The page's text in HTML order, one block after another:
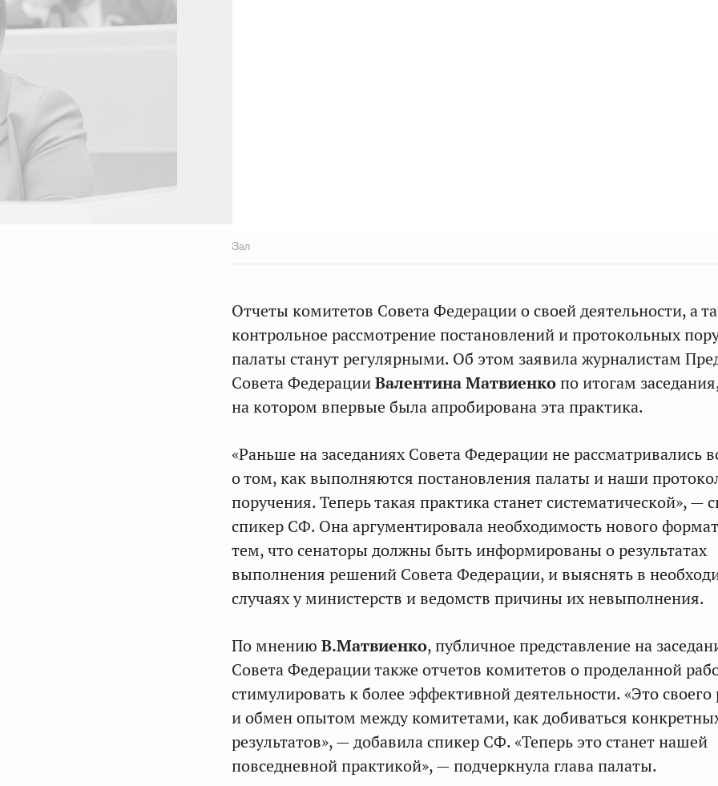
Зал
Отчеты комитетов Совета Федерации о своей деятельности, а
контрольное рассмотрение постановлений и протокольных
палаты станут регулярными. Об этом заявила журналистам
Совета ФедерацииВалентина Матвиенкопо итогам
на котором впервые была апробирована эта практика.
«Раньше на заседаниях Совета Федерации не рассматривались
о том, как выполняются постановления палаты и наши
поручения. Теперь такая практика станет систематической», —
спикер СФ. Она аргументировала необходимость нового
тем, что сенаторы должны быть информированы о результатах
выполнения решений Совета Федерации, и выяснять в
случаях у министерств и ведомств причины их невыполнения.
По мнению В.Матвиенко, публичное представление на
Совета Федерации также отчетов комитетов о проделанной
стимулировать к более эффективной деятельности. «Это своего
и обмен опытом между комитетами, как добиваться
результатов», — добавила спикер СФ. «Теперь это станет нашей
повседневной практикой», — подчеркнула глава палаты.